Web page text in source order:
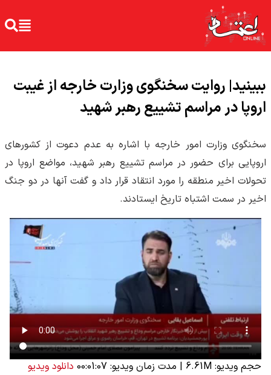
ببینید| روایت سخنگوی وزارت خارجه از غیبت
اروپا در مراسم تشییع رهبر شهید
سخنگوی وزارت امور خارجه با اشاره به عدم دعوت از کشورهای
اروپایی برای حضور در مراسم تشییع رهبر شهید، مواضع اروپا در
تحولات اخیر منطقه را مورد انتقاد قرار داد و گفت آنها در دو جنگ
اخیر در سمت اشتباه تاریخ ایستادند.
حجم ویدیو: 6.61M | مدت زمان ویدیو: 00:01:07 دانلود ویدیو